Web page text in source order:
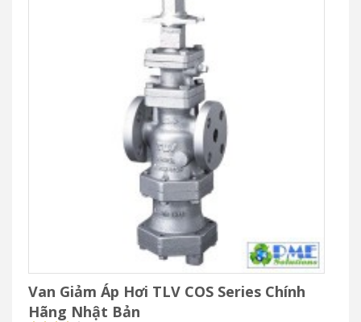
Van Giảm Áp Hơi TLV COS Series Chính
Hãng Nhật Bản